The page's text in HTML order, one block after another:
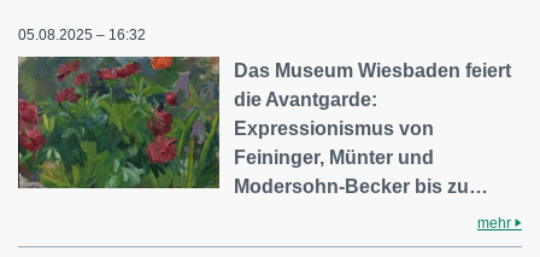
05.08.2025 – 16:32
Das Museum Wiesbaden feiert
die Avantgarde:
Expressionismus von
Feininger, Münter und
Modersohn-Becker bis zu…
mehr